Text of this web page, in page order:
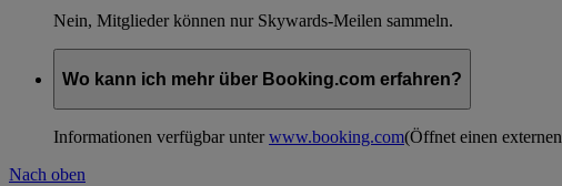
Nein, Mitglieder können nur Skywards-Meilen sammeln.
Wo kann ich mehr über Booking.com erfahren?
Informationen verfügbar unterwww.booking.com(Öffnet einen
Nach oben